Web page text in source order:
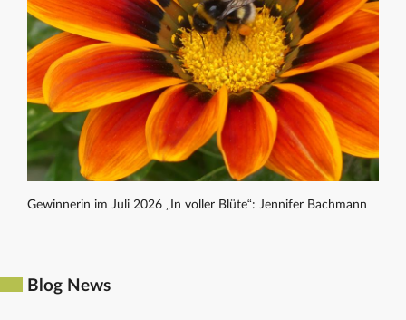
Gewinnerin im Juli 2026 „In voller Blüte“: Jennifer Bachmann
Blog News